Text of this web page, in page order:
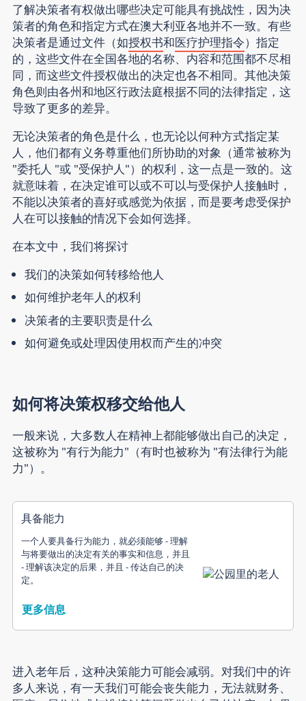
了解决策者有权做出哪些决定可能具有挑战性，因为决
策者的角色和指定方式在澳大利亚各地并不一致。有些
决策者是通过文件（如授权书和医疗护理指令）指定
的，这些文件在全国各地的名称、内容和范围都不尽相
同，而这些文件授权做出的决定也各不相同。其他决策
角色则由各州和地区行政法庭根据不同的法律指定，这
导致了更多的差异。
无论决策者的角色是什么，也无论以何种方式指定某
人， 他们都有义务尊重他们所协助的对象（通常被称为
"委托人 "或 "受保护人"）的权利 ，这一点是一致的。这
就意味着，在决定谁可以或不可以与受保护人接触时，
不能以决策者的喜好或感觉为依据，而是要考虑受保护
人在可以接触的情况下会如何选择。
在本文中，我们将探讨
我们的决策如何转移给他人
如何维护老年人的权利
决策者的主要职责是什么
如何避免或处理因使用权而产生的冲突
如何将决策权移交给他人
一般来说，大多数人在精神上都能够做出自己的决定，
这被称为 "有行为能力"（有时也被称为 "有法律行为能
力"）。
具备能力
一个人要具备行为能力，就必须能够 - 理解
与将要做出的决定有关的事实和信息，并且
- 理解该决定的后果，并且 - 传达自己的决
定。
更多信息
进入老年后，这种决策能力可能会减弱。对我们中的许
多人来说，有一天我们可能会丧失能力，无法就财务、